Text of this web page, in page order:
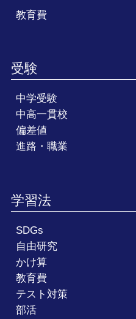
教育費
受験
中学受験
中高一貫校
偏差値
進路・職業
学習法
SDGs
自由研究
かけ算
教育費
テスト対策
部活